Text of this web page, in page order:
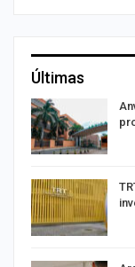
Últimas